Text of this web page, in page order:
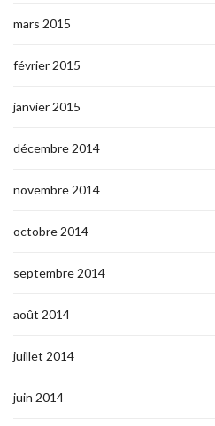
mars 2015
février 2015
janvier 2015
décembre 2014
novembre 2014
octobre 2014
septembre 2014
août 2014
juillet 2014
juin 2014